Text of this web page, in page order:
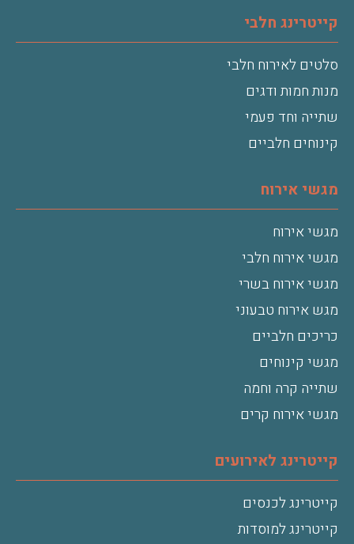
קייטרינג חלבי
סלטים לאירוח חלבי
מנות חמות ודגים
שתייה וחד פעמי
קינוחים חלביים
מגשי אירוח
מגשי אירוח
מגשי אירוח חלבי
מגשי אירוח בשרי
מגש אירוח טבעוני
כריכים חלביים
מגשי קינוחים
שתייה קרה וחמה
מגשי אירוח קרים
קייטרינג לאירועים
קייטרינג לכנסים
קייטרינג למוסדות